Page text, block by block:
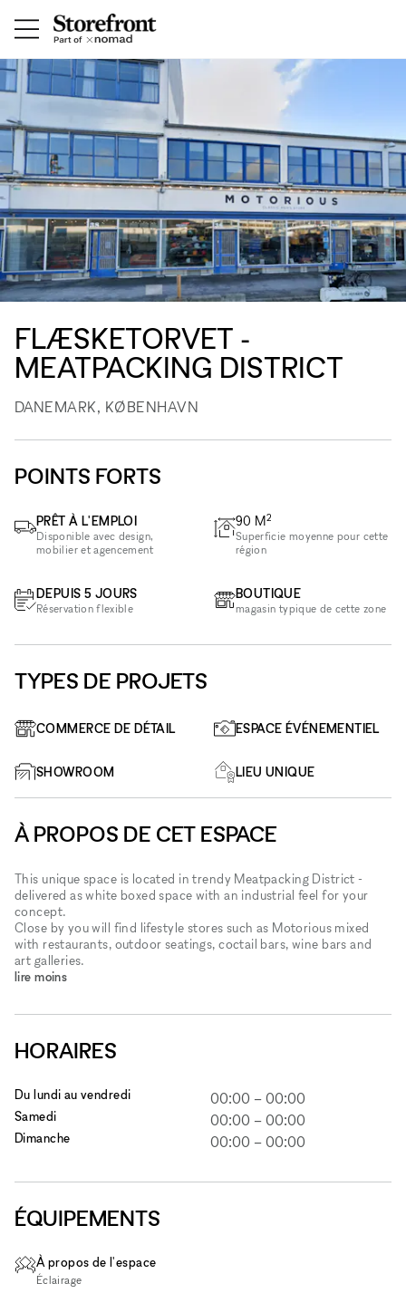
FLÆSKETORVET -
MEATPACKING DISTRICT
DANEMARK, KØBENHAVN
POINTS FORTS
PRÊT À L'EMPLOI
Disponible avec design,
mobilier et agencement
DEPUIS 5 JOURS
Réservation flexible
90 M2
Superficie moyenne pour cette
région
BOUTIQUE
magasin typique de cette zone
TYPES DE PROJETS
COMMERCE DE DÉTAIL ESPACE ÉVÉNEMENTIEL
SHOWROOM LIEU UNIQUE
À PROPOS DE CET ESPACE
This unique space is located in trendy Meatpacking District -
delivered as white boxed space with an industrial feel for your
concept.
Close by you will find lifestyle stores such as Motorious mixed
with restaurants, outdoor seatings, coctail bars, wine bars and
art galleries.
lire moins
HORAIRES
Du lundi au vendredi 00:00 – 00:00
Samedi 00:00 – 00:00
Dimanche 00:00 – 00:00
ÉQUIPEMENTS
À propos de l'espace
Éclairage